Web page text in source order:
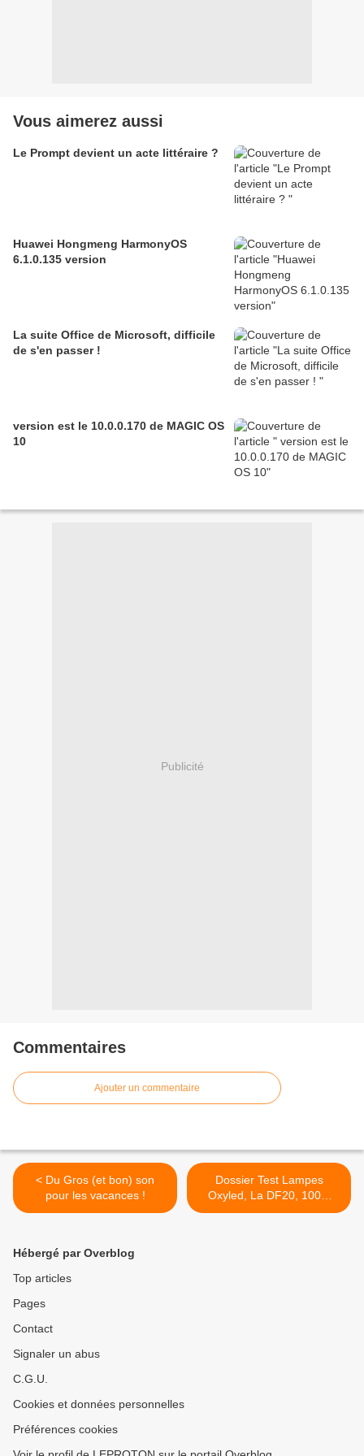
Vous aimerez aussi
Le Prompt devient un acte littéraire ?
Huawei Hongmeng HarmonyOS
6.1.0.135 version
La suite Office de Microsoft, difficile
de s'en passer !
version est le 10.0.0.170 de MAGIC OS
10
Publicité
Commentaires
Ajouter un commentaire
< Du Gros (et bon) son
pour les vacances !
Dossier Test Lampes
Oxyled, La DF20, 100%
étanche, La MD22,
Hébergé par Overblog
Top articles
Pages
Contact
Signaler un abus
C.G.U.
Cookies et données personnelles
Préférences cookies